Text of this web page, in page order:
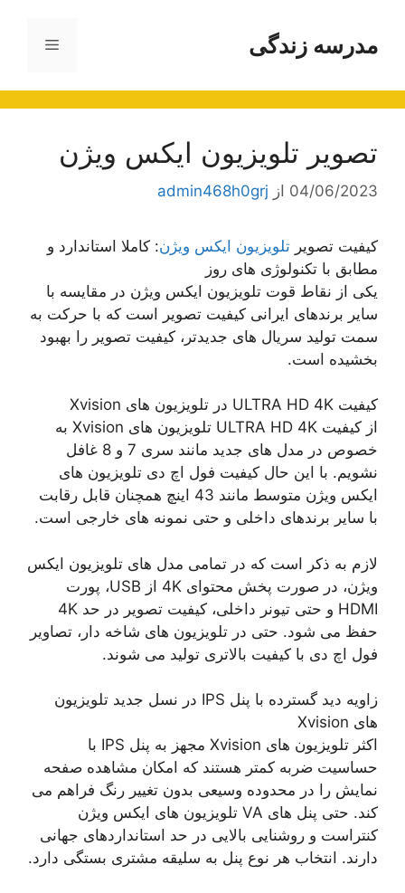
محتوامدرسه زندگی فهرست
تصویر تلویزیون ایکس ویژن
04/06/2023 از admin468h0grj
کیفیت تصویر تلویزیون ایکس ویژن: کاملا استاندارد و
مطابق با تکنولوژی های روز
یکی از نقاط قوت تلویزیون ایکس ویژن در مقایسه با
سایر برندهای ایرانی کیفیت تصویر است که با حرکت به
سمت تولید سریال های جدیدتر، کیفیت تصویر را بهبود
بخشیده است.
کیفیت ULTRA HD 4K در تلویزیون های Xvision
از کیفیت ULTRA HD 4K تلویزیون های Xvision به
خصوص در مدل های جدید مانند سری 7 و 8 غافل
نشویم. با این حال کیفیت فول اچ دی تلویزیون های
ایکس ویژن متوسط ​​مانند 43 اینچ همچنان قابل رقابت
با سایر برندهای داخلی و حتی نمونه های خارجی است.
لازم به ذکر است که در تمامی مدل های تلویزیون ایکس
ویژن، در صورت پخش محتوای 4K از USB، پورت
HDMI و حتی تیونر داخلی، کیفیت تصویر در حد 4K
حفظ می شود. حتی در تلویزیون های شاخه دار، تصاویر
فول اچ دی با کیفیت بالاتری تولید می شوند.
زاویه دید گسترده با پنل IPS در نسل جدید تلویزیون
های Xvision
اکثر تلویزیون های Xvision مجهز به پنل IPS با
حساسیت ضربه کمتر هستند که امکان مشاهده صفحه
نمایش را در محدوده وسیعی بدون تغییر رنگ فراهم می
کند. حتی پنل های VA تلویزیون های ایکس ویژن
کنتراست و روشنایی بالایی در حد استانداردهای جهانی
دارند. انتخاب هر نوع پنل به سلیقه مشتری بستگی دارد.